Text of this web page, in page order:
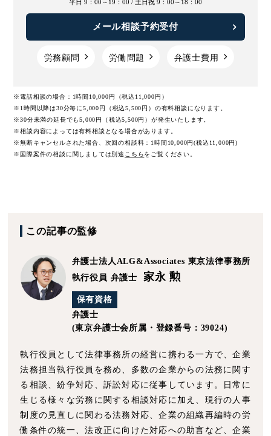
平日 9：00～19：00 / 土日祝 9：00～18：00
メール相談予約受付
労務顧問 労働問題 弁護士費用
※電話相談の場合：1時間10,000円（税込11,000円）
※1時間以降は30分毎に5,000円（税込5,500円）の有料相談になります。
※30分未満の延長でも5,000円（税込5,500円）が発生いたします。
※相談内容によっては有料相談となる場合があります。
※無断キャンセルされた場合、次回の相談料：1時間10,000円(税込11,000円)
※国際案件の相談に関しましては別途 こちらをご覧ください。
この記事の監修
弁護士法人ALG&Associates 東京法律事務所
執行役員 弁護士
家永 勲
保有資格
弁護士
(東京弁護士会所属・登録番号：39024)
執行役員として法律事務所の経営に携わる一方で、企業
法務担当執行役員を務め、多数の企業からの法務に関す
る相談、紛争対応、訴訟対応に従事しています。日常に
生じる様々な労務に関する相談対応に加え、現行の人事
制度の見直しに関わる法務対応、企業の組織再編時の労
働条件の統一、法改正に向けた対応への助言など、企業